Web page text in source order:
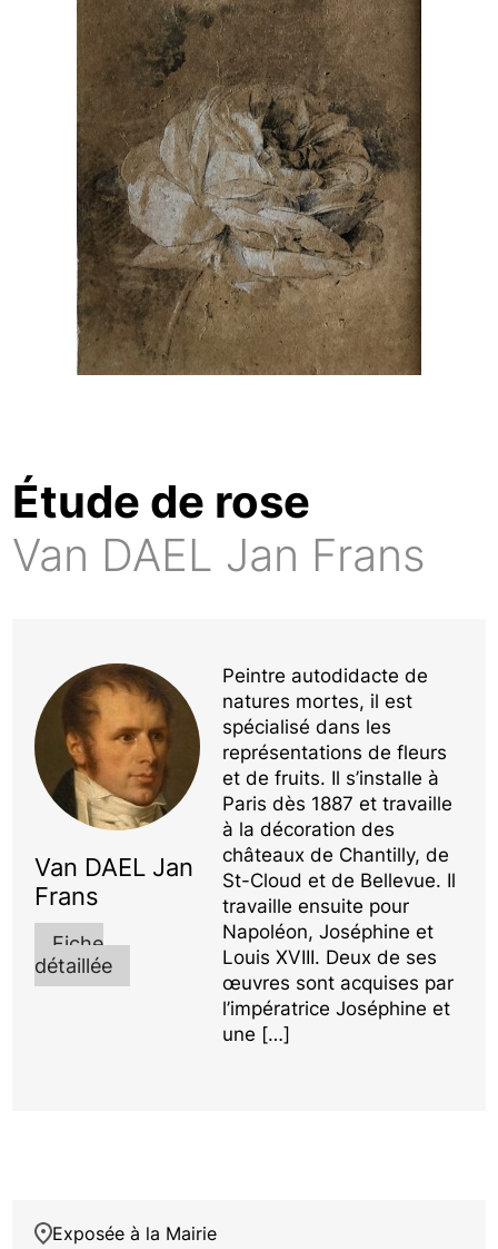
Étude de rose
Van DAEL Jan Frans
Van DAEL Jan
Frans
Fiche
détaillée
Peintre autodidacte de
natures mortes, il est
spécialisé dans les
représentations de fleurs
et de fruits. Il s’installe à
Paris dès 1887 et travaille
à la décoration des
châteaux de Chantilly, de
St-Cloud et de Bellevue. Il
travaille ensuite pour
Napoléon, Joséphine et
Louis XVIII. Deux de ses
œuvres sont acquises par
l’impératrice Joséphine et
une […]
Exposée à la Mairie